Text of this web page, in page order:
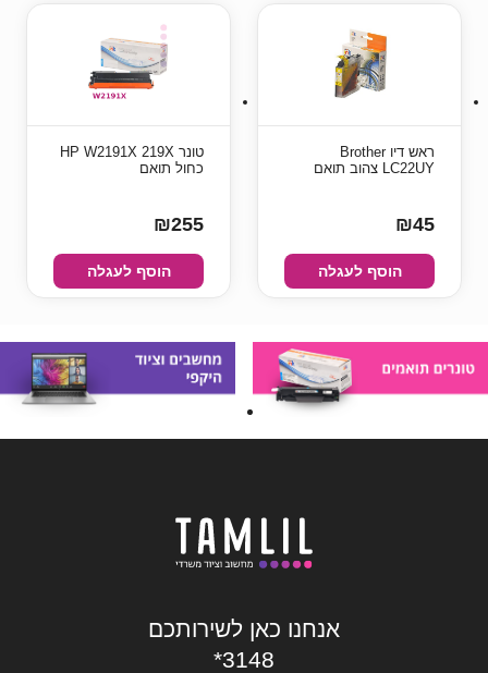
ראש דיו Brother
LC22UY צהוב תואם
₪45
הוסף לעגלה
טונר HP W2191X 219X
כחול תואם
₪255
הוסף לעגלה
אנחנו כאן לשירותכם
*3148